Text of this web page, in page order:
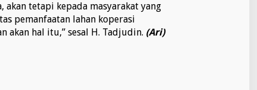
akan tetapi kepada masyarakat yang
pemanfaatan lahan koperasi
akan hal itu,” sesal H. Tadjudin. (Ari)